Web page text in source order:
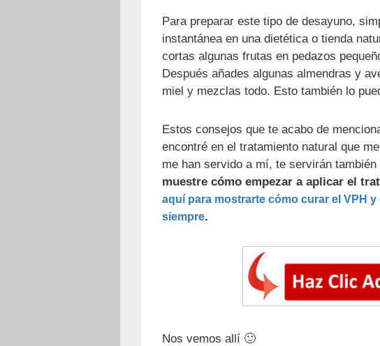
Para preparar este tipo de desayuno,
instantánea en una dietética o tienda
cortas algunas frutas en pedazos
Después añades algunas almendras y
miel y mezclas todo. Esto también lo
Estos consejos que te acabo de
encontré en el tratamiento natural que
me han servido a mí, te servirán también
muestre cómo empezar a aplicar el
aquí para mostrarte cómo curar el VPH
siempre.
Nos vemos allí 🙂